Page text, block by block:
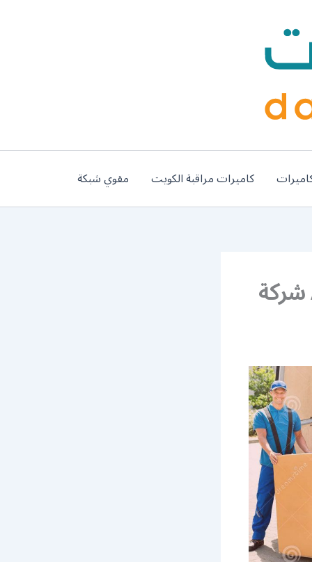
كاميرات مراقبة الكويت مقوي شبكة
هندي الدعية / 50994991 / شركة